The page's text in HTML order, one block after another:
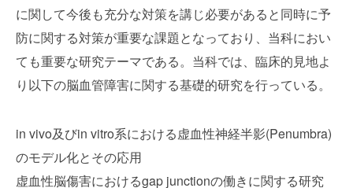
に関して今後も充分な対策を講じ必要があると同時に予
防に関する対策が重要な課題となっており、当科におい
ても重要な研究テーマである。当科では、臨床的見地よ
り以下の脳血管障害に関する基礎的研究を行っている。
in vivo及びin vitro系における虚血性神経半影(Penumbra)
のモデル化とその応用
虚血性脳傷害におけるgap junctionの働きに関する研究